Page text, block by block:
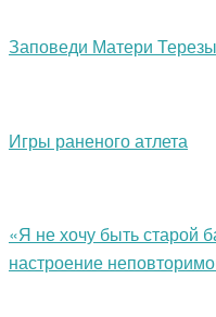
Заповеди Матери Терезы
Игры раненого атлета
«Я не хочу быть старой
настроение